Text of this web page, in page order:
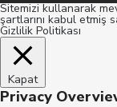
Sitemizi kullanarak
şartlarını kabul etmiş
Gizlilik Politikası
Kapat
Privacy